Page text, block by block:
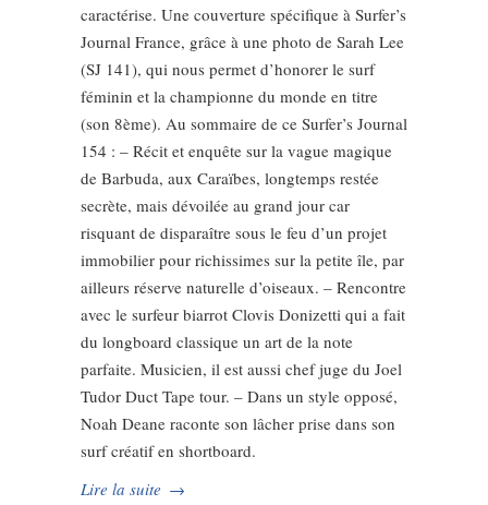
caractérise. Une couverture spécifique à Surfer’s
Journal France, grâce à une photo de Sarah Lee
(SJ 141), qui nous permet d’honorer le surf
féminin et la championne du monde en titre
(son 8ème). Au sommaire de ce Surfer’s Journal
154 : – Récit et enquête sur la vague magique
de Barbuda, aux Caraïbes, longtemps restée
secrète, mais dévoilée au grand jour car
risquant de disparaître sous le feu d’un projet
immobilier pour richissimes sur la petite île, par
ailleurs réserve naturelle d’oiseaux. – Rencontre
avec le surfeur biarrot Clovis Donizetti qui a fait
du longboard classique un art de la note
parfaite. Musicien, il est aussi chef juge du Joel
Tudor Duct Tape tour. – Dans un style opposé,
Noah Deane raconte son lâcher prise dans son
surf créatif en shortboard.
Lire la suite →